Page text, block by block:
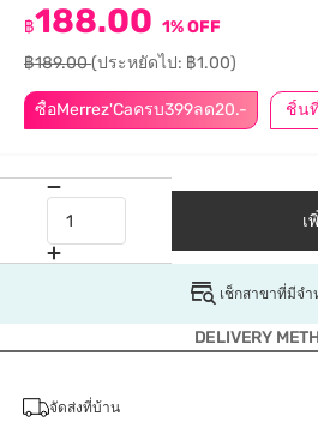
ซื้อMerrez'Caครบ399ลด20.-
฿188.00 1% OFF
฿189.00(ประหยัดไป: ฿1.00)
เ
เช็กสาขาที่มีจำ
DELIVERY
จัดส่งที่บ้าน